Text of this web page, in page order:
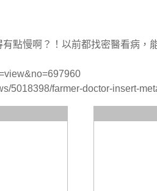
點慢啊？！以前都找密醫看病，
5018398/farmer-doctor-insert-